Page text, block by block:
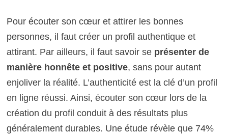
Pour écouter son cœur et attirer les bonnes
personnes, il faut créer un profil authentique et
attirant. Par ailleurs, il faut savoir se présenter de
manière honnête et positive, sans pour autant
enjoliver la réalité. L’authenticité est la clé d’un profil
en ligne réussi. Ainsi, écouter son cœur lors de la
création du profil conduit à des résultats plus
généralement durables. Une étude révèle que 74%